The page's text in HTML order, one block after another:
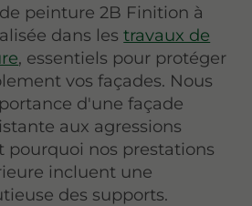
peinture 2B Finition à
dans lestravaux de
, essentiels pour protéger
vos façades. Nous
d'une façade
aux agressions
pourquoi nos prestations
incluent une
des supports.